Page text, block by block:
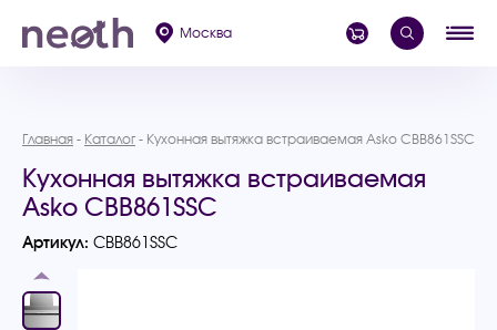
Москва
Главная Каталог Кухонная вытяжка встраиваемая Asko CBB861SSC
Кухонная вытяжка встраиваемая
Asko CBB861SSC
Артикул: CBB861SSC